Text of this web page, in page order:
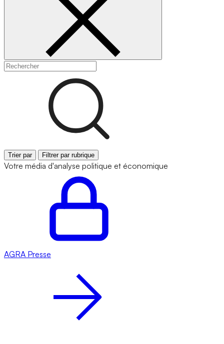
Trier par Filtrer par rubrique
Votre média d'analyse politique et économique
AGRA Presse